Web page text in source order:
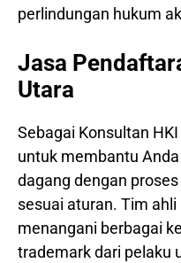
perlindungan hukum
Jasa
Utara
Sebagai Konsultan
untuk membantu
dagang dengan
sesuai aturan. Tim
menangani berbagai
trademark dari pelaku